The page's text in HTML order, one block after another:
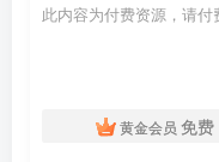
此内容为付费资源，请付
黄金会员 免费